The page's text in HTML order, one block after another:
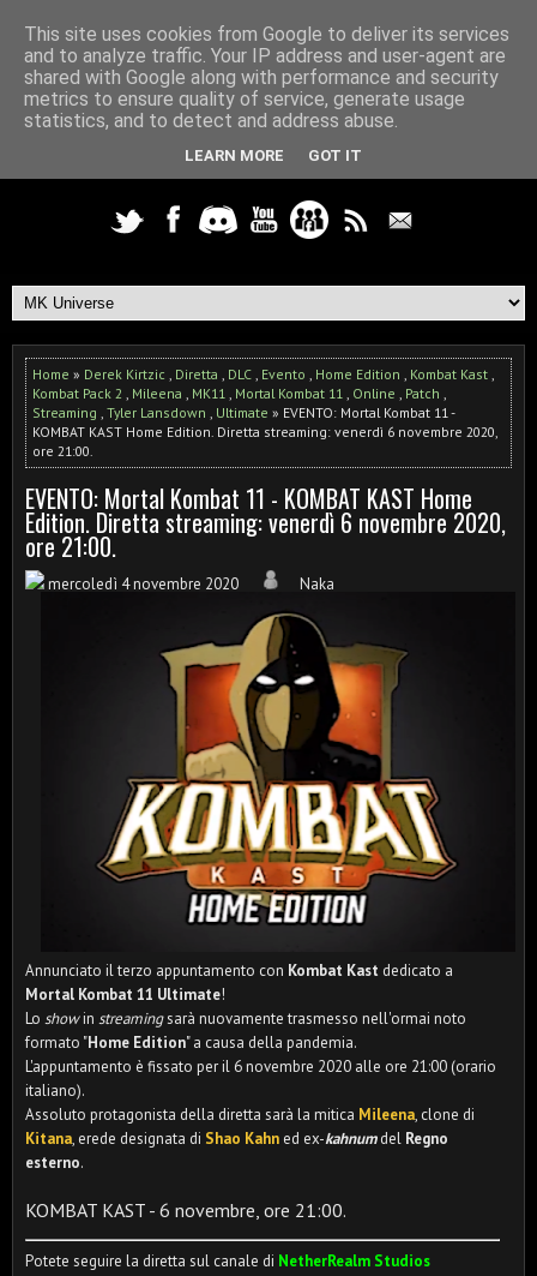
Home » Derek Kirtzic , Diretta , DLC , Evento , Home Edition , Kombat Kast ,
Kombat Pack 2 , Mileena , MK11 , Mortal Kombat 11 , Online , Patch ,
Streaming , Tyler Lansdown , Ultimate » EVENTO: Mortal Kombat 11 -
KOMBAT KAST Home Edition. Diretta streaming: venerdì 6 novembre 2020,
ore 21:00.
EVENTO: Mortal Kombat 11 - KOMBAT KAST Home
Edition. Diretta streaming: venerdì 6 novembre 2020,
ore 21:00.
mercoledì 4 novembre 2020 Naka
Annunciato il terzo appuntamento con Kombat Kast dedicato a
Mortal Kombat 11 Ultimate!
Lo showin streamingsarà nuovamente trasmesso nell'ormai noto
formato "Home Edition" a causa della pandemia.
L'appuntamento è fissato per il 6 novembre 2020 alle ore 21:00 (orario
italiano).
Assoluto protagonista della diretta sarà la mitica Mileena, clone di
Kitana, erede designata di Shao Kahn ed ex-kahnumdel Regno
esterno.
KOMBAT KAST - 6 novembre, ore 21:00.
Potete seguire la diretta sul canale di NetherRealm Studios
This site uses cookies from Google to deliver its services
and to analyze traffic. Your IP address and user-agent are
shared with Google along with performance and security
metrics to ensure quality of service, generate usage
statistics, and to detect and address abuse.
LEARN MORE GOT IT